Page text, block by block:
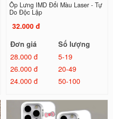
Ốp Lưng IMD Đổi Màu Laser - Tự
Do Độc Lập
32.000 đ
Đơn giá
Số lượng
28.000 đ
5-19
26.000 đ
20-49
24.000 đ
50-100